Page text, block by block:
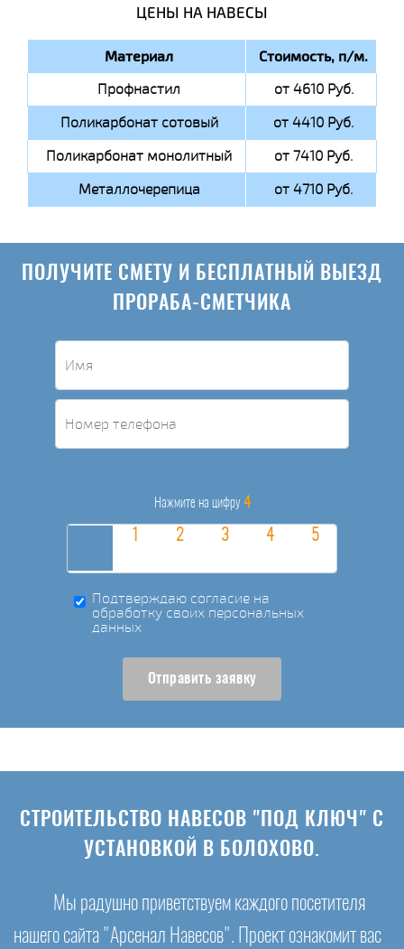
ЦЕНЫ НА НАВЕСЫ
Материал Стоимость, п/м.
Профнастил
от 4610 Руб.
Поликарбонат сотовый
от 4410 Руб.
Поликарбонат монолитный
от 7410 Руб.
Металлочерепица
от 4710 Руб.
ПОЛУЧИТЕ СМЕТУ И БЕСПЛАТНЫЙ ВЫЕЗД
ПРОРАБА-СМЕТЧИКА
Нажмите на цифру 4
Подтверждаю согласие на
обработку своих персональных
данных
Отправить заявку
СТРОИТЕЛЬСТВО НАВЕСОВ "ПОД КЛЮЧ" С
УСТАНОВКОЙ В БОЛОХОВО.
Мы радушно приветствуем каждого посетителя
нашего сайта "Арсенал Навесов". Проект ознакомит вас